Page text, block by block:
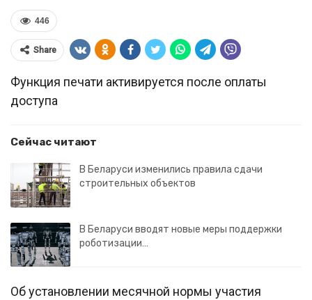
446
Share
Функция печати активируется после оплаты
доступа
Сейчас читают
В Беларуси изменились правила сдачи
строительных объектов
В Беларуси вводят новые меры поддержки
роботизации…
Об установлении месячной нормы участия